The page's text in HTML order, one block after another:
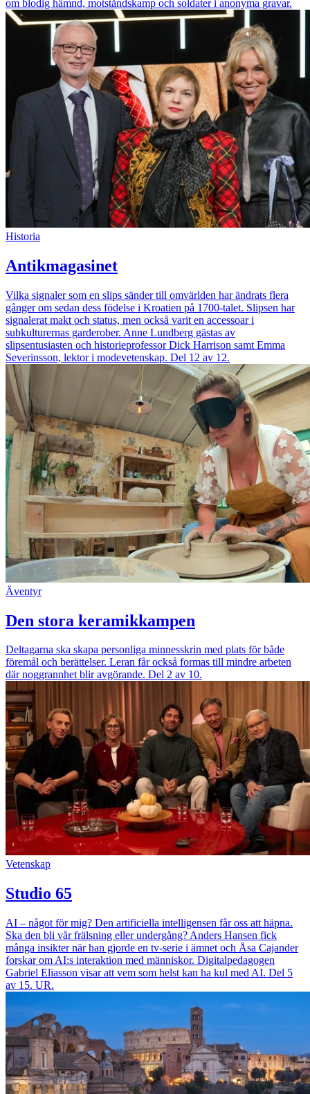
om blodig hämnd, motståndskamp och soldater i anonyma gravar.
Historia
Antikmagasinet
Vilka signaler som en slips sänder till omvärlden har ändrats flera
gånger om sedan dess födelse i Kroatien på 1700-talet. Slipsen har
signalerat makt och status, men också varit en accessoar i
subkulturernas garderober. Anne Lundberg gästas av
slipsentusiasten och historieprofessor Dick Harrison samt Emma
Severinsson, lektor i modevetenskap. Del 12 av 12.
Äventyr
Den stora keramikkampen
Deltagarna ska skapa personliga minnesskrin med plats för både
föremål och berättelser. Leran får också formas till mindre arbeten
där noggrannhet blir avgörande. Del 2 av 10.
Vetenskap
Studio 65
AI – något för mig? Den artificiella intelligensen får oss att häpna.
Ska den bli vår frälsning eller undergång? Anders Hansen fick
många insikter när han gjorde en tv-serie i ämnet och Åsa Cajander
forskar om AI:s interaktion med människor. Digitalpedagogen
Gabriel Eliasson visar att vem som helst kan ha kul med AI. Del 5
av 15. UR.